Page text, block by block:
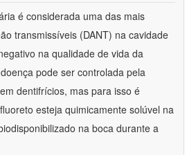
é considerada uma das mais
transmissíveis (DANT) na cavidade
na qualidade de vida da
pode ser controlada pela
dentifrícios, mas para isso é
esteja quimicamente solúvel na
na boca durante a